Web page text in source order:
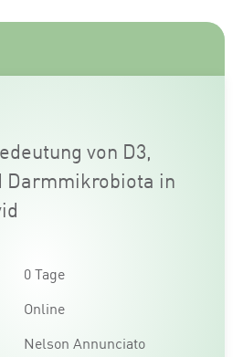
von D3,
Darmmikrobiota in
0 Tage
Online
Nelson Annunciato